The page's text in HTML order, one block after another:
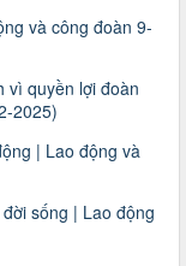
và công đoàn 9-
vì quyền lợi đoàn
2025)
| Lao động và
sống | Lao động